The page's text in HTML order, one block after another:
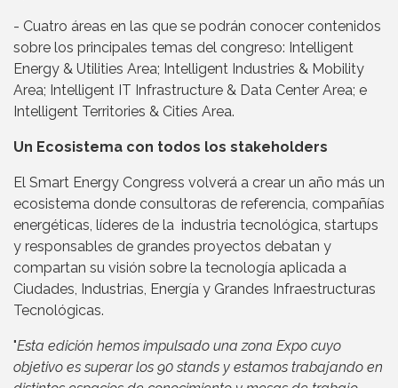
- Cuatro áreas en las que se podrán conocer contenidos
sobre los principales temas del congreso: Intelligent
Energy & Utilities Area; Intelligent Industries & Mobility
Area; Intelligent IT Infrastructure & Data Center Area; e
Intelligent Territories & Cities Area.
Un Ecosistema con todos los stakeholders
El Smart Energy Congress volverá a crear un año más un
ecosistema donde consultoras de referencia, compañías
energéticas, líderes de la industria tecnológica, startups
y responsables de grandes proyectos debatan y
compartan su visión sobre la tecnología aplicada a
Ciudades, Industrias, Energía y Grandes Infraestructuras
Tecnológicas.
"Esta edición hemos impulsado una zona Expo cuyo
objetivo es superar los 90 stands y estamos trabajando en